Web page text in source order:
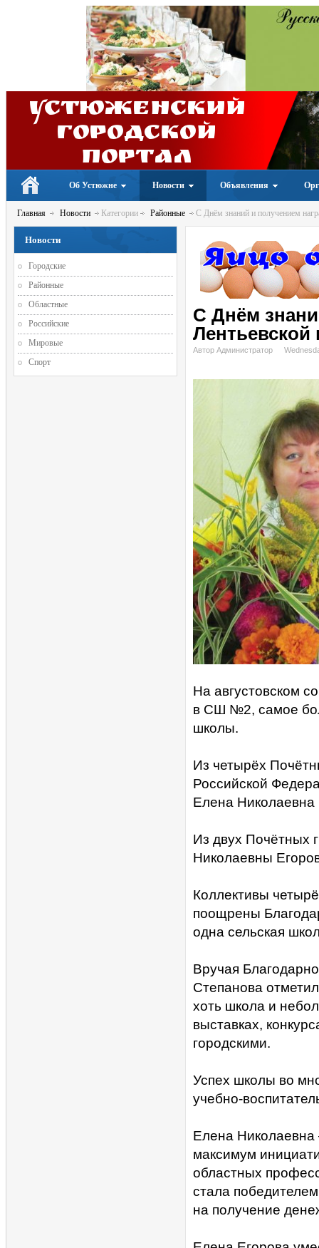
Устюженский
Городской
портал
Об Устюжне Новости Объявления
Главная Новости Категории Районные С Днём знаний и получением
С Днём
Автор Администратор
На августовском
в СШ №2, самое
школы.
Из четырёх
Российской
Елена Николаевна
Из двух Почётных
Николаевны
Коллективы
поощрены
одна сельская
Вручая
Степанова
хоть школа и
выставках,
городскими.
Успех школы во
учебно-
Елена Николаевна
максимум
областных
стала
на получение
Новости
Городские
Районные
Областные
Российские
Мировые
Спорт